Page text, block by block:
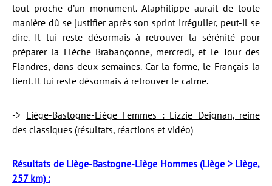
tout proche d’un monument. Alaphilippe aurait de toute
manière dû se justifier après son sprint irrégulier, peut-il se
dire. Il lui reste désormais à retrouver la sérénité pour
préparer la Flèche Brabançonne, mercredi, et le Tour des
Flandres, dans deux semaines. Car la forme, le Français la
tient. Il lui reste désormais à retrouver le calme.
-> Liège-Bastogne-Liège Femmes : Lizzie Deignan, reine
des classiques (résultats, réactions et vidéo)
Résultats de Liège-Bastogne-Liège Hommes (Liège > Liège,
257 km) :